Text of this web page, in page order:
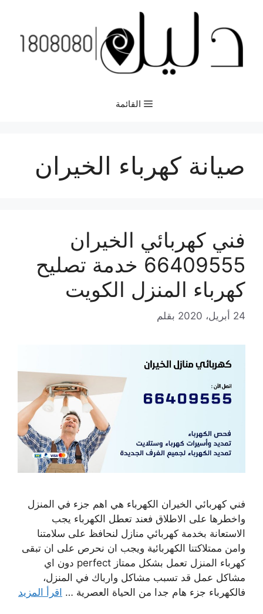
المحتوى
القائمة
صيانة كهرباء الخيران
فني كهربائي الخيران
66409555 خدمة تصليح
كهرباء المنزل الكويت
24 أبريل، 2020 بقلم
فني كهربائي الخيران الكهرباء هي اهم جزء في المنزل
واخطرها على الاطلاق فعند تعطل الكهرباء يجب
الاستعانة بخدمة كهربائي منازل لنحافظ على سلامتنا
وامن ممتلاكتنا الكهربائية ويجب ان نحرص على ان تبقى
كهرباء المنزل تعمل بشكل ممتاز perfect دون اي
مشاكل عمل قد تسبب مشاكل وارباك في المنزل،
فالكهرباء جزء هام جدا من الحياة العصرية … اقرأ المزيد